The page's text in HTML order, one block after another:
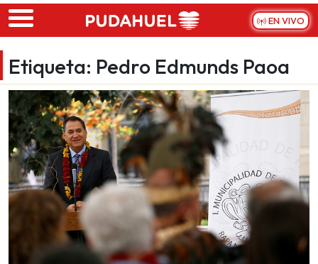
Skip to main content
EN VIVO
Etiqueta: Pedro Edmunds Paoa